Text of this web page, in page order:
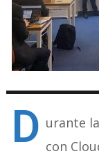
D urante
con